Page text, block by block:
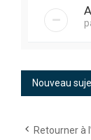
Nouveau
Retourner à